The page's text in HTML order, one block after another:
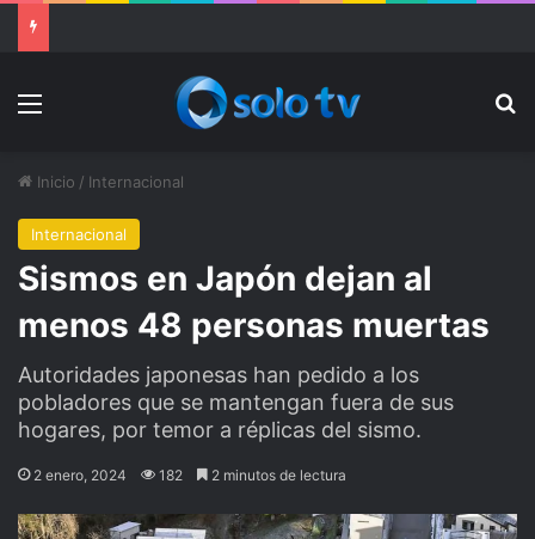
Menu
Inicio / Internacional
Internacional
Sismos en Japón dejan al
menos 48 personas muertas
Autoridades japonesas han pedido a los
pobladores que se mantengan fuera de sus
hogares, por temor a réplicas del sismo.
2 enero, 2024 182 2 minutos de lectura